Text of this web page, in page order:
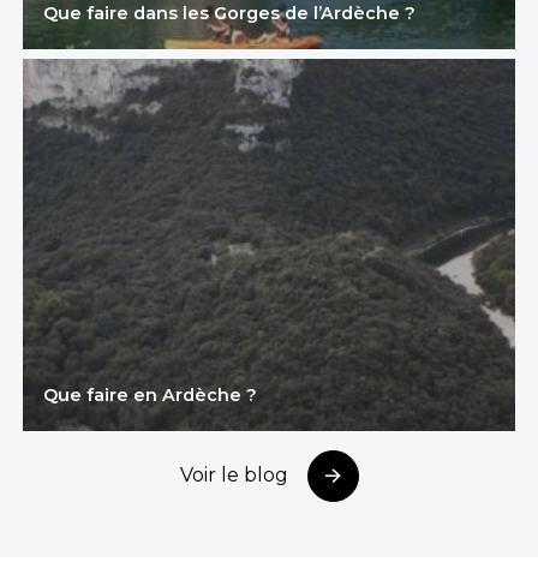
Que faire dans les Gorges de l’Ardèche ?
Que faire en Ardèche ?
Voir le blog